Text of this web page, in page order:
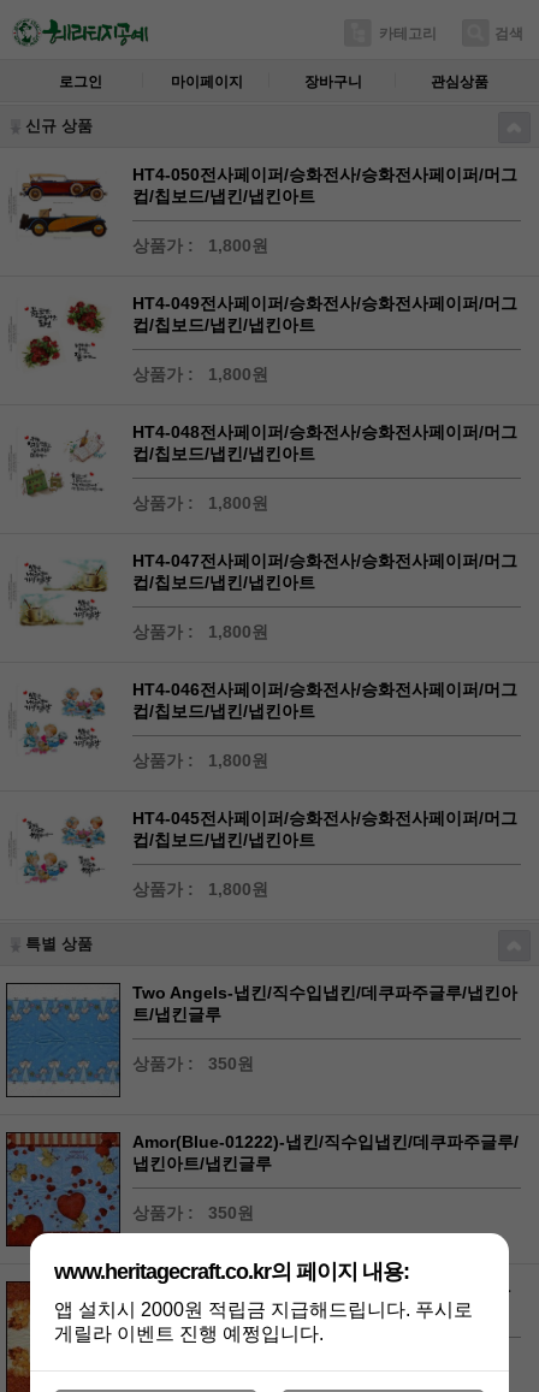
카테고리 검색
로그인 마이페이지 장바구니 관심상품
신규 상품
HT4-050전사페이퍼/승화전사/승화전사페이퍼/머그
컵/칩보드/냅킨/냅킨아트
상품가 : 1,800원
HT4-049전사페이퍼/승화전사/승화전사페이퍼/머그
컵/칩보드/냅킨/냅킨아트
상품가 : 1,800원
HT4-048전사페이퍼/승화전사/승화전사페이퍼/머그
컵/칩보드/냅킨/냅킨아트
상품가 : 1,800원
HT4-047전사페이퍼/승화전사/승화전사페이퍼/머그
컵/칩보드/냅킨/냅킨아트
상품가 : 1,800원
HT4-046전사페이퍼/승화전사/승화전사페이퍼/머그
컵/칩보드/냅킨/냅킨아트
상품가 : 1,800원
HT4-045전사페이퍼/승화전사/승화전사페이퍼/머그
컵/칩보드/냅킨/냅킨아트
상품가 : 1,800원
특별 상품
Two Angels-냅킨/직수입냅킨/데쿠파주글루/냅킨아
트/냅킨글루
상품가 : 350원
Amor(Blue-01222)-냅킨/직수입냅킨/데쿠파주글루/
냅킨아트/냅킨글루
상품가 : 350원
Teddy In Leaves(01154)-냅킨/직수입냅킨/데쿠파
주글루/냅킨아트/냅킨글루
www.heritagecraft.co.kr의 페이지 내용:
앱 설치시 2000원 적립금 지급해드립니다. 푸시로
게릴라 이벤트 진행 예쩡입니다.